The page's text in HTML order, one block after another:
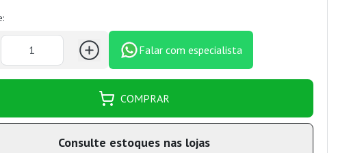
Falar com especialista
COMPRAR
Consulte estoques nas lojas